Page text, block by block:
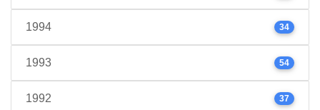
1994 34
1993 54
1992 37